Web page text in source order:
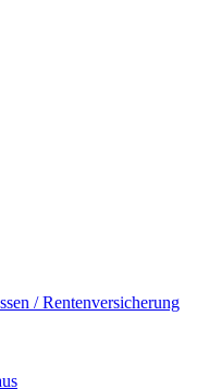
/ Rentenversicherung